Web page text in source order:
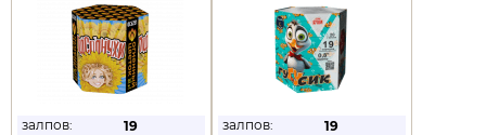
залпов:
19
залпов:
19